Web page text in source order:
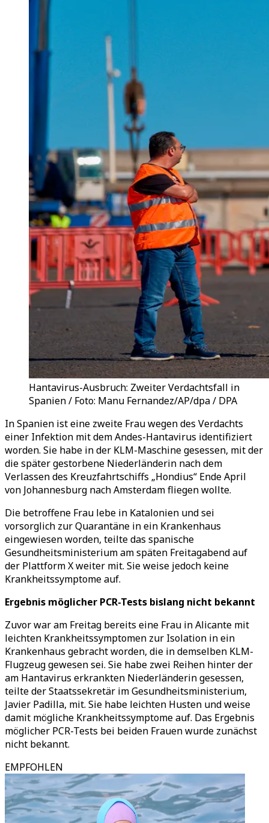
Hantavirus-Ausbruch: Zweiter Verdachtsfall in
Spanien / Foto: Manu Fernandez/AP/dpa / DPA
In Spanien ist eine zweite Frau wegen des Verdachts
einer Infektion mit dem Andes-Hantavirus identifiziert
worden. Sie habe in der KLM-Maschine gesessen, mit der
die später gestorbene Niederländerin nach dem
Verlassen des Kreuzfahrtschiffs „Hondius“ Ende April
von Johannesburg nach Amsterdam fliegen wollte.
Die betroffene Frau lebe in Katalonien und sei
vorsorglich zur Quarantäne in ein Krankenhaus
eingewiesen worden, teilte das spanische
Gesundheitsministerium am späten Freitagabend auf
der Plattform X weiter mit. Sie weise jedoch keine
Krankheitssymptome auf.
Ergebnis möglicher PCR-Tests bislang nicht bekannt
Zuvor war am Freitag bereits eine Frau in Alicante mit
leichten Krankheitssymptomen zur Isolation in ein
Krankenhaus gebracht worden, die in demselben KLM-
Flugzeug gewesen sei. Sie habe zwei Reihen hinter der
am Hantavirus erkrankten Niederländerin gesessen,
teilte der Staatssekretär im Gesundheitsministerium,
Javier Padilla, mit. Sie habe leichten Husten und weise
damit mögliche Krankheitssymptome auf. Das Ergebnis
möglicher PCR-Tests bei beiden Frauen wurde zunächst
nicht bekannt.
EMPFOHLEN